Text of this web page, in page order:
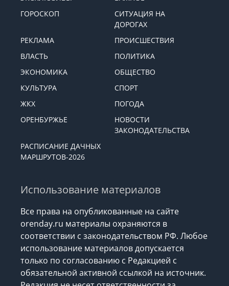
ГОРОСКОП
СИТУАЦИЯ НА
ДОРОГАХ
РЕКЛАМА
ПРОИСШЕСТВИЯ
ВЛАСТЬ
ПОЛИТИКА
ЭКОНОМИКА
ОБЩЕСТВО
КУЛЬТУРА
СПОРТ
ЖКХ
ПОГОДА
ОРЕНБУРЖЬЕ
НОВОСТИ
ЗАКОНОДАТЕЛЬСТВА
РАСПИСАНИЕ ДАЧНЫХ
МАРШРУТОВ-2026
Использование материалов
Все права на опубликованные на сайте
orenday.ru материалы охраняются в
соответствии с законодательством РФ. Любое
использование материалов допускается
только по согласованию с Редакцией с
обязательной активной ссылкой на источник.